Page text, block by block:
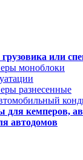
или
моноблоки
разнесенные
кемперов,
автодомов